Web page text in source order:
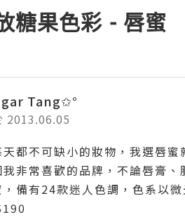
糖果色彩 - 唇蜜
Tang✩°
2013.06.05
天都不可缺小的妝物，我選唇
我非常喜歡的品牌，不論唇膏
備有24款迷人色調，色系以